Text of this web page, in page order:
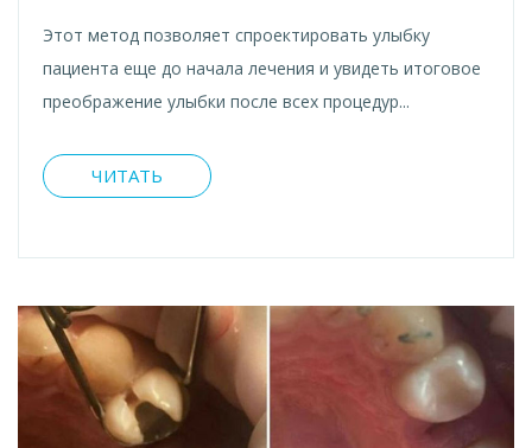
Этот метод позволяет спроектировать улыбку
пациента еще до начала лечения и увидеть итоговое
преображение улыбки после всех процедур...
ЧИТАТЬ